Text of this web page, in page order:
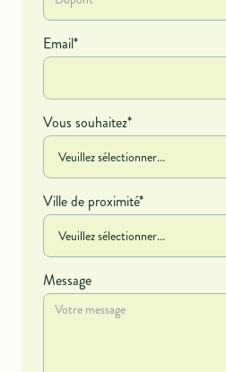
Email*
Vous souhaitez*
Ville de proximité*
Message